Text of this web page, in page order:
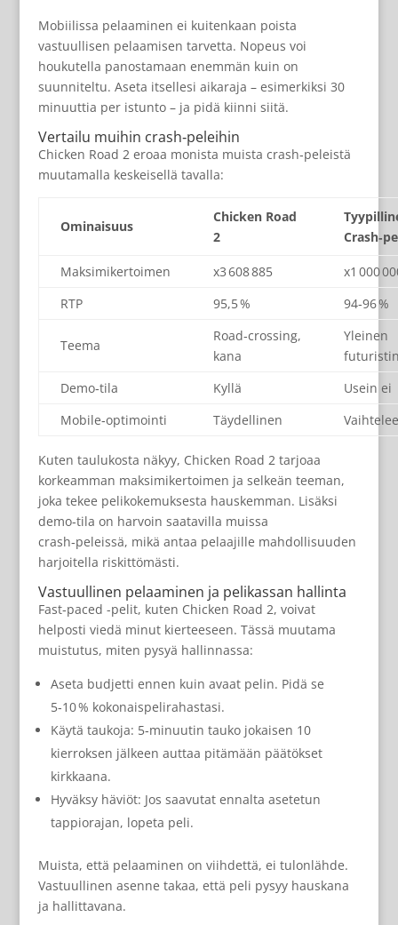
Mobiilissa pelaaminen ei kuitenkaan poista
vastuullisen pelaamisen tarvetta. Nopeus voi
houkutella panostamaan enemmän kuin on
suunniteltu. Aseta itsellesi aikaraja – esimerkiksi 30
minuuttia per istunto – ja pidä kiinni siitä.
Vertailu muihin crash‑peleihin
Chicken Road 2 eroaa monista muista crash‑peleistä
muutamalla keskeisellä tavalla:
Ominaisuus
Chicken Road
2
Maksimikertoimen x3 608 885
x1 000
RTP
95,5 % 94‑96 %
Teema
Road‑crossing,
kana
Yleinen
Demo‑tila
Kyllä
Usein ei
Mobile‑optimointi
Täydellinen Vaihtelee
Kuten taulukosta näkyy, Chicken Road 2 tarjoaa
korkeamman maksimikertoimen ja selkeän teeman,
joka tekee pelikokemuksesta hauskemman. Lisäksi
demo‑tila on harvoin saatavilla muissa
crash‑peleissä, mikä antaa pelaajille mahdollisuuden
harjoitella riskittömästi.
Vastuullinen pelaaminen ja pelikassan hallinta
Fast‑paced -pelit, kuten Chicken Road 2, voivat
helposti viedä minut kierteeseen. Tässä muutama
muistutus, miten pysyä hallinnassa:
Aseta budjetti ennen kuin avaat pelin. Pidä se
5‑10 % kokonaispelirahastasi.
Käytä taukoja: 5‑minuutin tauko jokaisen 10
kierroksen jälkeen auttaa pitämään päätökset
kirkkaana.
Hyväksy häviöt: Jos saavutat ennalta asetetun
tappiorajan, lopeta peli.
Muista, että pelaaminen on viihdettä, ei tulonlähde.
Vastuullinen asenne takaa, että peli pysyy hauskana
ja hallittavana.